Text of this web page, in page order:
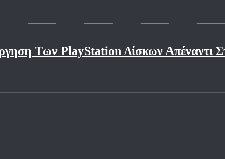
Των PlayStation Δίσκων Απέναντι